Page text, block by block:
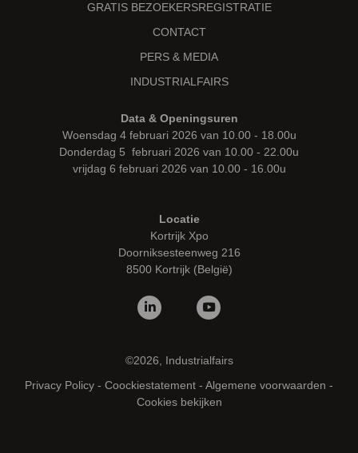
GRATIS BEZOEKERSREGISTRATIE
CONTACT
PERS & MEDIA
INDUSTRIALFAIRS
Data & Openingsuren
Woensdag 4 februari 2026 van 10.00 - 18.00u
Donderdag 5 februari 2026 van 10.00 - 22.00u
vrijdag 6 februari 2026 van 10.00 - 16.00u
Locatie
Kortrijk Xpo
Doorniksesteenweg 216
8500 Kortrijk (België)
©2026, Industrialfairs
Privacy Policy - Coockiestatement - Algemene voorwaarden -
Cookies bekijken